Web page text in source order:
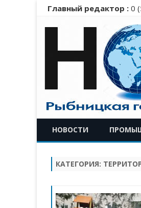
Главный редактор : 0
НОВОСТИ
КАТЕГОРИЯ: